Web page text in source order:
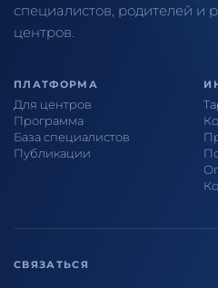
специалистов, родителей и
центров.
ПЛАТФОРМА
Для центров
Программа
База специалистов
Публикации
СВЯЗАТЬСЯ